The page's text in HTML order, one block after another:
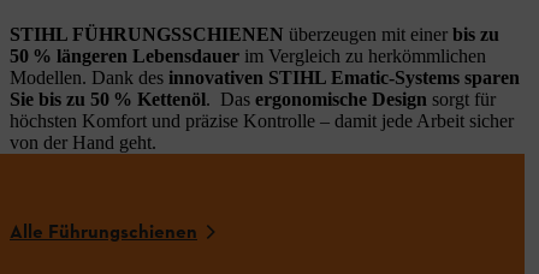
STIHL FÜHRUNGSSCHIENEN überzeugen mit einer bis zu
50 % längeren Lebensdauer im Vergleich zu herkömmlichen
Modellen. Dank des innovativen STIHL Ematic-Systems sparen
Sie bis zu 50 % Kettenöl. Das ergonomische Design sorgt für
höchsten Komfort und präzise Kontrolle – damit jede Arbeit sicher
von der Hand geht.
Alle Führungschienen